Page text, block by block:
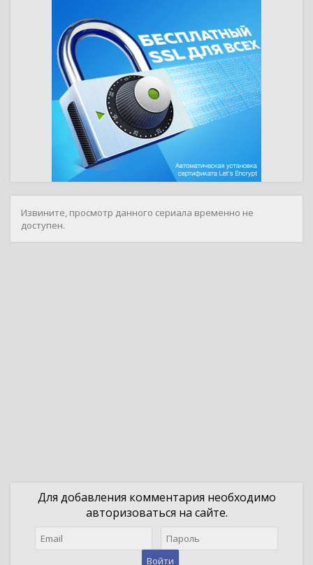
Извините, просмотр данного сериала временно не
доступен.
Для добавления комментария необходимо
авторизоваться на сайте.
Войти